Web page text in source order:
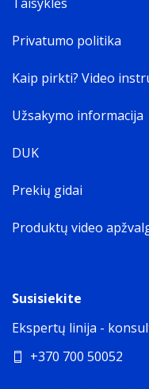
Privatumo politika
Kaip pirkti? Video
Užsakymo informacija
DUK
Prekių gidai
Produktų video
Susisiekite
Ekspertų linija -
+370 700 50052